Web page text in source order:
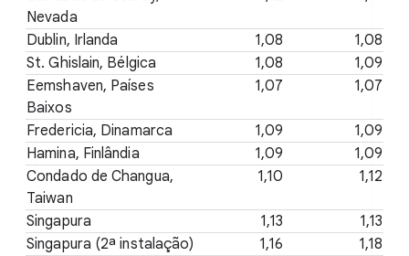
Nevada
Dublin, Irlanda 1,08
1,08
St. Ghislain, Bélgica
1,08
1,09
Eemshaven, Países
Baixos
1,07 1,07
Fredericia, Dinamarca 1,09
1,09
Hamina, Finlândia
1,09
1,09
Condado de Changua,
Taiwan
1,10 1,12
Singapura 1,13
1,13
Singapura (2ª instalação)
1,16
1,18